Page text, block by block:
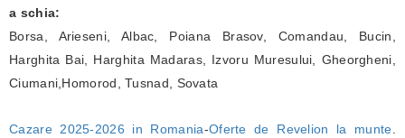
a schia:
Borsa, Arieseni, Albac, Poiana Brasov, Comandau, Bucin,
Harghita Bai, Harghita Madaras, Izvoru Muresului, Gheorgheni,
Ciumani,Homorod, Tusnad, Sovata
Cazare 2025-2026 in Romania-Oferte de Revelion la munte